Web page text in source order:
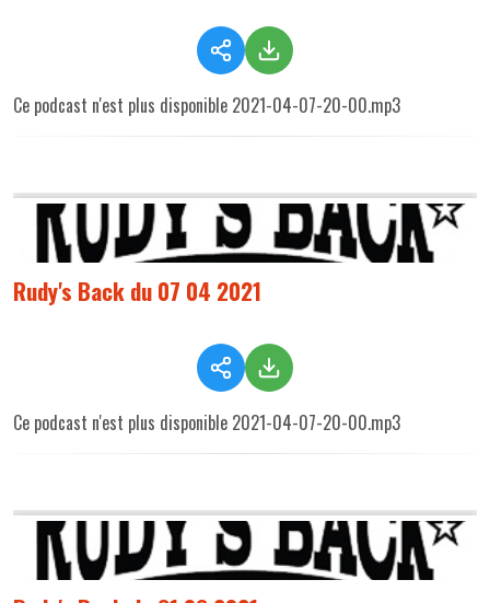
Ce podcast n'est plus disponible 2021-04-07-20-00.mp3
Rudy's Back du 07 04 2021
Ce podcast n'est plus disponible 2021-04-07-20-00.mp3